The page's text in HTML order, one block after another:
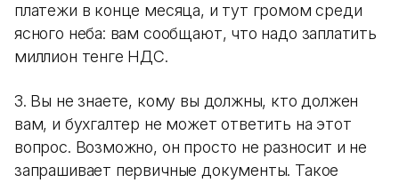
платежи в конце месяца, и тут громом среди
ясного неба: вам сообщают, что надо заплатить
миллион тенге НДС.
3. Вы не знаете, кому вы должны, кто должен
вам, и бухгалтер не может ответить на этот
вопрос. Возможно, он просто не разносит и не
запрашивает первичные документы. Такое